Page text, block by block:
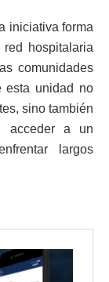
iniciativa forma
hospitalaria
comunidades
esta unidad no
sino también
acceder a un
largos